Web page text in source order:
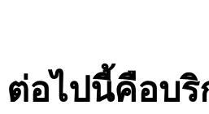
ต่อไปนี้คือบริ